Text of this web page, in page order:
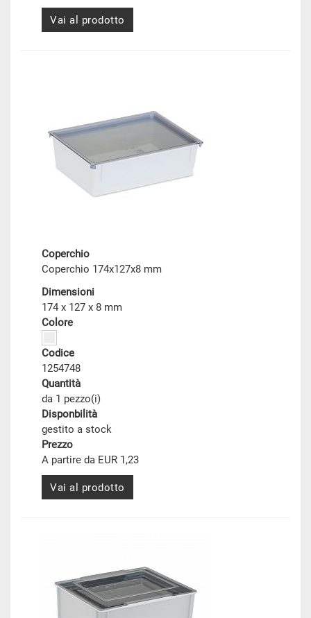
Vai al prodotto
Coperchio
Coperchio 174x127x8 mm
Dimensioni
174 x 127 x 8 mm
Colore
Codice
1254748
Quantità
da 1 pezzo(i)
Disponbilità
gestito a stock
Prezzo
A partire da EUR 1,23
Vai al prodotto